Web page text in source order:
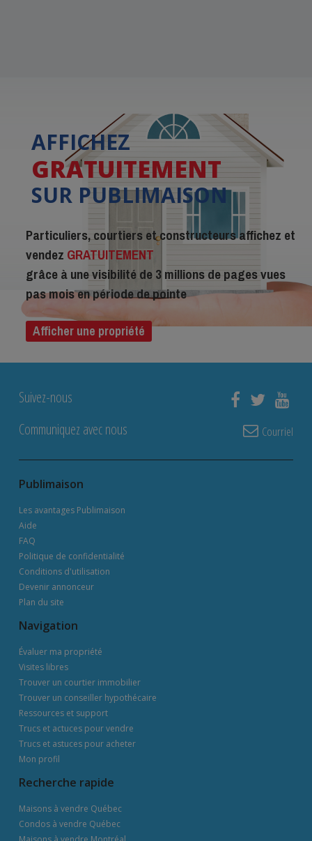
AFFICHEZ
GRATUITEMENT
SUR PUBLIMAISON
Particuliers, courtiers et constructeurs affichez et
vendez GRATUITEMENT
grâce à une visibilité de 3 millions de pages vues
pas mois en période de pointe
Afficher une propriété
Suivez-nous
Communiquez avec nous
Courriel
Publimaison
Les avantages Publimaison
Aide
FAQ
Politique de confidentialité
Conditions d'utilisation
Devenir annonceur
Plan du site
Navigation
Évaluer ma propriété
Visites libres
Trouver un courtier immobilier
Trouver un conseiller hypothécaire
Ressources et support
Trucs et actuces pour vendre
Trucs et astuces pour acheter
Mon profil
Recherche rapide
Maisons à vendre Québec
Condos à vendre Québec